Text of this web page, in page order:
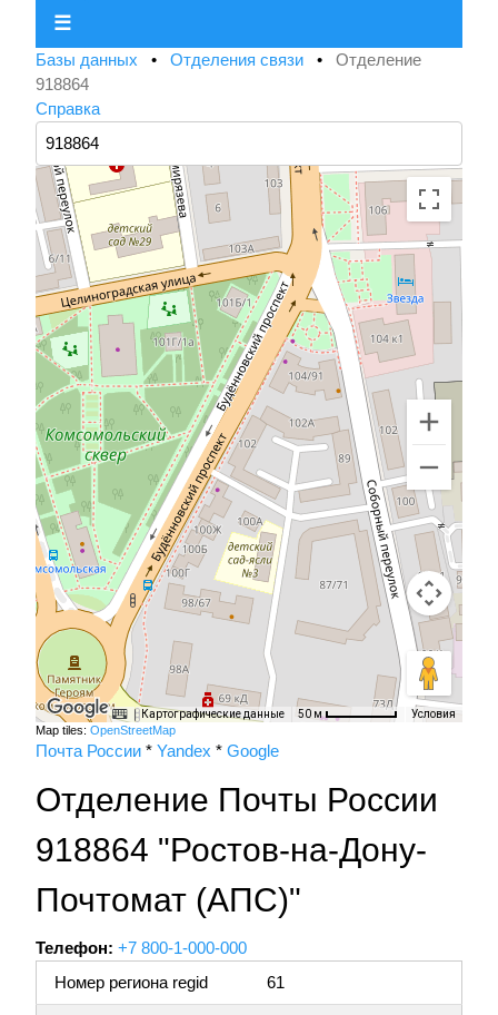
☰
Базы данных • Отделения связи • Отделение
918864
Справка
Картографические данные 50 м Условия
Map tiles: OpenStreetMap
Почта России * Yandex * Google
Отделение Почты России
918864 "Ростов-на-Дону-
Почтомат (АПС)"
Телефон: +7 800-1-000-000
Номер региона regid
61